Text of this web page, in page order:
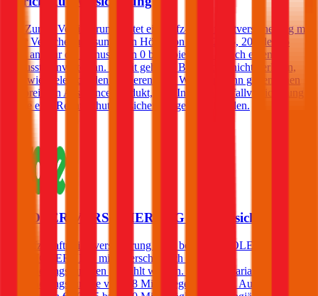
Die Zurich Versicherung bietet eine Kfz-Haftpflichtversicherung mit
einer Versicherungssumme in Höhe von € 8, 12, 15, 20 oder 25
Mio. an. Für die Bonusstufen 0 bis 3 bietet die Zurich einen
Bonusstufenvorteil an. Damit geht die Bonusstufe nicht verloren,
egal wie viele Schäden passieren. Des Weiteren kann gegen einen
Aufpreis ein Assistance-Produkt, eine Insassen-Unfallversicherung
sowie eine Rechtsschutzversicherung gewählt werden.
TIROLER VERSICHERUNG Autoversicherung
Die Kfz-Haftpflichtversicherung kann bei der TIROLER
VERSICHERUNG mit unterschiedlich hohen
Versicherungssummen gewählt werden. Die Basisvariante hat eine
Versicherungssumme von € 8 Mio., gegen geringen Aufpreis sind